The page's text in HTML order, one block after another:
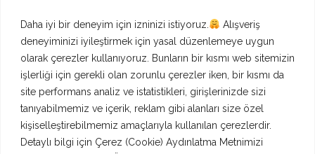
Daha iyi bir deneyim için izninizi istiyoruz.
Alışveriş
deneyiminizi iyileştirmek için yasal düzenlemeye uygun
olarak çerezler kullanıyoruz. Bunların bir kısmı web sitemizin
işlerliği için gerekli olan zorunlu çerezler iken, bir kısmı da
site performans analiz ve istatistikleri, girişlerinizde sizi
tanıyabilmemiz ve içerik, reklam gibi alanları size özel
kişiselleştirebilmemiz amaçlarıyla kullanılan çerezlerdir.
Detaylı bilgi için Çerez (Cookie) Aydınlatma Metnimizi
TELEFON
+90 212 337 87 12
+90 532 335 8300